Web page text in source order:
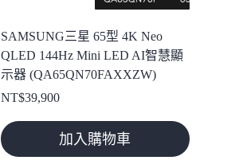
SAMSUNG三星 65型 4K Neo
QLED 144Hz Mini LED AI智慧顯
示器 (QA65QN70FAXXZW)
NT$39,900
加入購物車